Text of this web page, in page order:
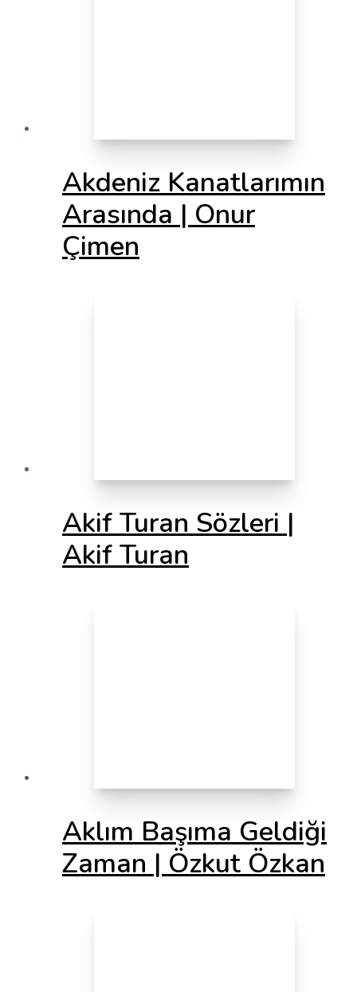
Akdeniz Kanatlarımın
Arasında | Onur
Çimen
Akif Turan Sözleri |
Akif Turan
Aklım Başıma Geldiği
Zaman | Özkut Özkan